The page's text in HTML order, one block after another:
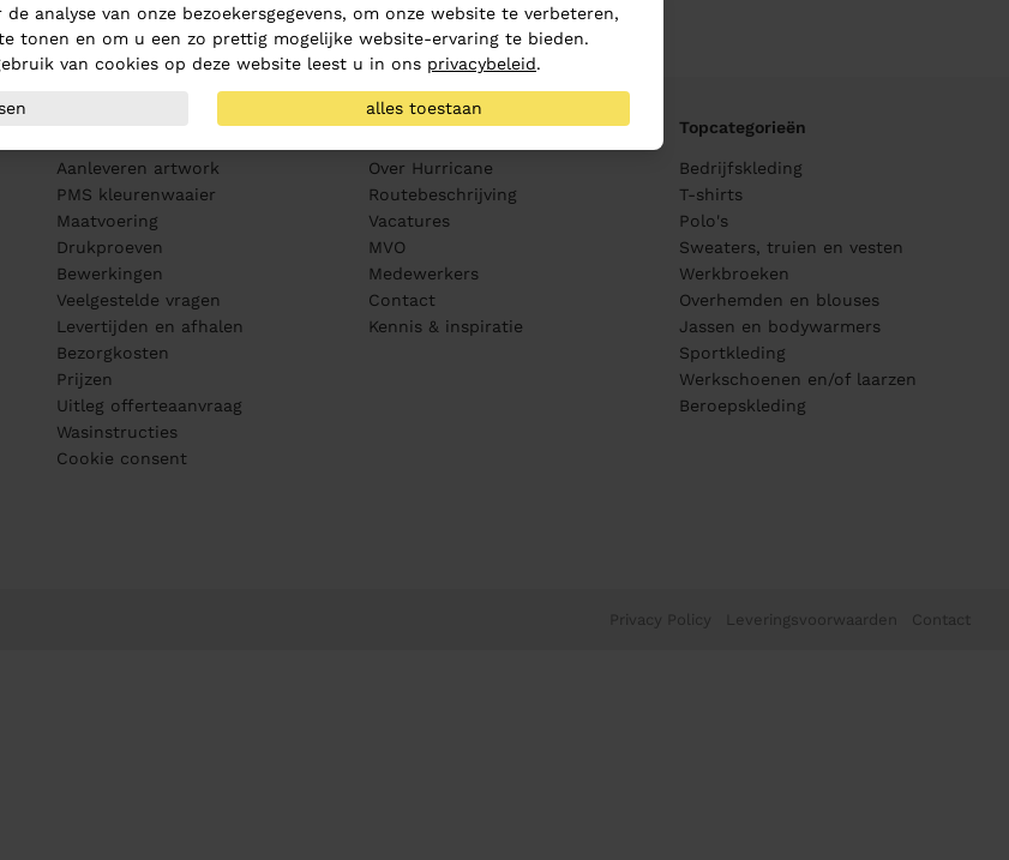
Aanleveren artwork
PMS kleurenwaaier
Maatvoering
Drukproeven
Bewerkingen
Veelgestelde vragen
Levertijden en afhalen
Bezorgkosten
Prijzen
Uitleg offerteaanvraag
Wasinstructies
Cookie consent
Over ons
Over Hurricane
Routebeschrijving
Vacatures
MVO
Medewerkers
Contact
Kennis & inspiratie
Topcategorieën
Bedrijfskleding
T-shirts
Polo's
Sweaters, truien en vesten
Werkbroeken
Overhemden en blouses
Jassen en bodywarmers
Sportkleding
Werkschoenen en/of laarzen
Beroepskleding
Privacy Policy Leveringsvoorwaarden Contact
analyse van onze bezoekersgegevens, om onze website te verbeteren,
tonen en om u een zo prettig mogelijke website-ervaring te bieden.
van cookies op deze website leest u in ons privacybeleid.
alles toestaan